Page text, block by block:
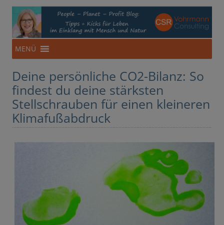
CSR-Beratung aus NRW
Für eine Ökonomie im Einklang mit Mensch und Natur
Zum
MENÜ
Deine persönliche CO2-Bilanz: So
findest du deine stärksten
Stellschrauben für einen kleineren
Klimafußabdruck